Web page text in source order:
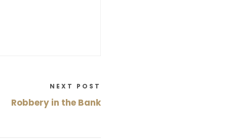
NEXT POST
Robbery in the Bank